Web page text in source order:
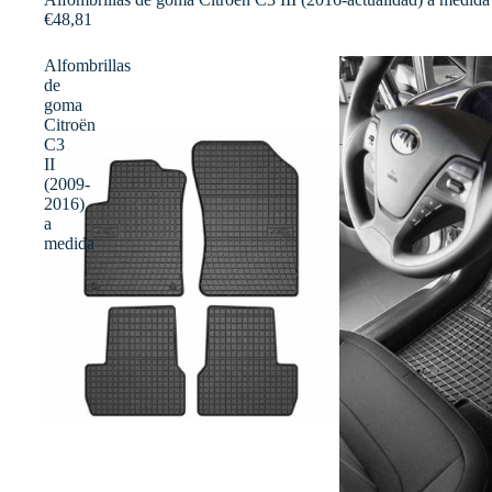
€48,81
Alfombrillas
de
goma
Citroën
C3
II
(2009-
2016)
a
medida